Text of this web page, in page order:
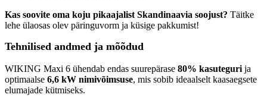
Kas soovite oma koju pikaajalist Skandinaavia soojust? Täitke
lehe ülaosas olev päringuvorm ja küsige pakkumist!
Tehnilised andmed ja mõõdud
WIKING Maxi 6 ühendab endas suurepärase 80% kasuteguri ja
optimaalse 6,6 kW nimivõimsuse, mis sobib ideaalselt kaasaegsete
elumajade kütmiseks.